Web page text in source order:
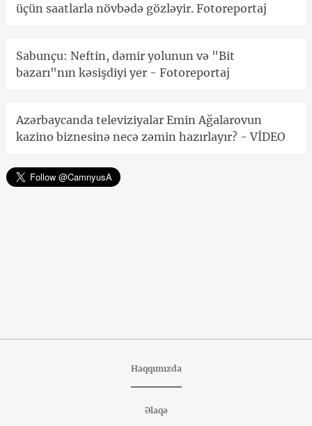
üçün saatlarla növbədə gözləyir. Fotoreportaj
Sabunçu: Neftin, dəmir yolunun və "Bit
bazarı"nın kəsişdiyi yer - Fotoreportaj
Azərbaycanda televiziyalar Emin Ağalarovun
kazino biznesinə necə zəmin hazırlayır? - VİDEO
Haqqımızda
Əlaqə